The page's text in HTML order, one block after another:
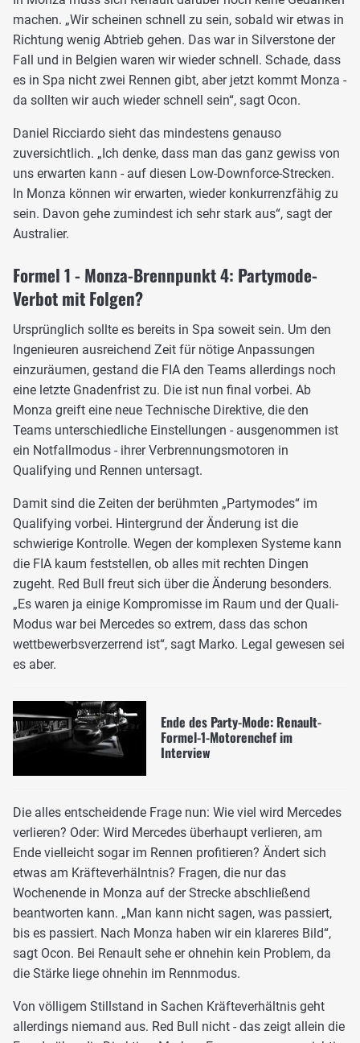
machen. „Wir scheinen schnell zu sein, sobald wir etwas in
Richtung wenig Abtrieb gehen. Das war in Silverstone der
Fall und in Belgien waren wir wieder schnell. Schade, dass
es in Spa nicht zwei Rennen gibt, aber jetzt kommt Monza -
da sollten wir auch wieder schnell sein“, sagt Ocon.
Daniel Ricciardo sieht das mindestens genauso
zuversichtlich. „Ich denke, dass man das ganz gewiss von
uns erwarten kann - auf diesen Low-Downforce-Strecken.
In Monza können wir erwarten, wieder konkurrenzfähig zu
sein. Davon gehe zumindest ich sehr stark aus“, sagt der
Australier.
Formel 1 - Monza-Brennpunkt 4: Partymode-
Verbot mit Folgen?
Ursprünglich sollte es bereits in Spa soweit sein. Um den
Ingenieuren ausreichend Zeit für nötige Anpassungen
einzuräumen, gestand die FIA den Teams allerdings noch
eine letzte Gnadenfrist zu. Die ist nun final vorbei. Ab
Monza greift eine neue Technische Direktive, die den
Teams unterschiedliche Einstellungen - ausgenommen ist
ein Notfallmodus - ihrer Verbrennungsmotoren in
Qualifying und Rennen untersagt.
Damit sind die Zeiten der berühmten „Partymodes“ im
Qualifying vorbei. Hintergrund der Änderung ist die
schwierige Kontrolle. Wegen der komplexen Systeme kann
die FIA kaum feststellen, ob alles mit rechten Dingen
zugeht. Red Bull freut sich über die Änderung besonders.
„Es waren ja einige Kompromisse im Raum und der Quali-
Modus war bei Mercedes so extrem, dass das schon
wettbewerbsverzerrend ist“, sagt Marko. Legal gewesen sei
es aber.
Ende des Party-Mode: Renault-
Formel-1-Motorenchef im
Interview
Die alles entscheidende Frage nun: Wie viel wird Mercedes
verlieren? Oder: Wird Mercedes überhaupt verlieren, am
Ende vielleicht sogar im Rennen profitieren? Ändert sich
etwas am Kräfteverhälntnis? Fragen, die nur das
Wochenende in Monza auf der Strecke abschließend
beantworten kann. „Man kann nicht sagen, was passiert,
bis es passiert. Nach Monza haben wir ein klareres Bild“,
sagt Ocon. Bei Renault sehe er ohnehin kein Problem, da
die Stärke liege ohnehin im Rennmodus.
Von völligem Stillstand in Sachen Kräfteverhältnis geht
allerdings niemand aus. Red Bull nicht - das zeigt allein die